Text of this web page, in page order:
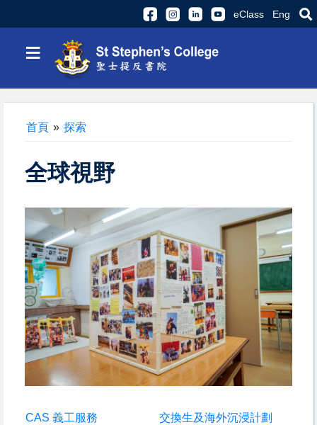
eClass Eng
≡
首頁 » 探索
全球視野
CAS 義工服務
交換生及海外沉浸計劃